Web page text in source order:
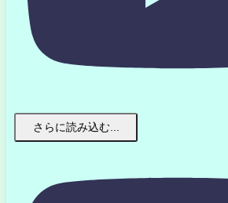
さらに読み込む...